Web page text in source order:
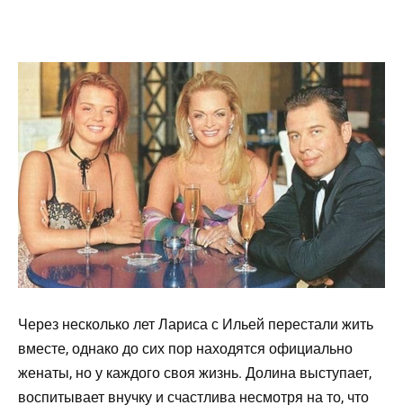
Через несколько лет Лариса с Ильей перестали жить
вместе, однако до сих пор находятся официально
женаты, но у каждого своя жизнь. Долина выступает,
воспитывает внучку и счастлива несмотря на то, что